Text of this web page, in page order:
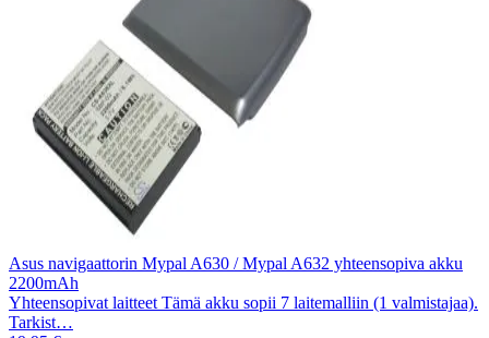
Asus navigaattorin Mypal A630 / Mypal A632 yhteensopiva akku
2200mAh
Yhteensopivat laitteet Tämä akku sopii 7 laitemalliin (1 valmistajaa).
Tarkist…